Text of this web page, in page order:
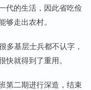
代的生活，因此省吃俭
走出农村。
多基层士兵都不认字，
就得到了重用。
第二期进行深造，结束